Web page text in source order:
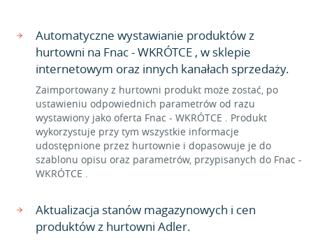
Automatyczne wystawianie produktów z
hurtowni na Fnac - WKRÓTCE , w sklepie
internetowym oraz innych kanałach sprzedaży.
Zaimportowany z hurtowni produkt może zostać, po
ustawieniu odpowiednich parametrów od razu
wystawiony jako oferta Fnac - WKRÓTCE . Produkt
wykorzystuje przy tym wszystkie informacje
udostępnione przez hurtownie i dopasowuje je do
szablonu opisu oraz parametrów, przypisanych do Fnac -
WKRÓTCE .
Aktualizacja stanów magazynowych i cen
produktów z hurtowni Adler.